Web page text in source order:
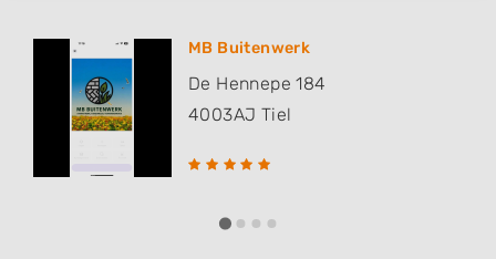
MB Buitenwerk
De Hennepe 184
4003AJ Tiel